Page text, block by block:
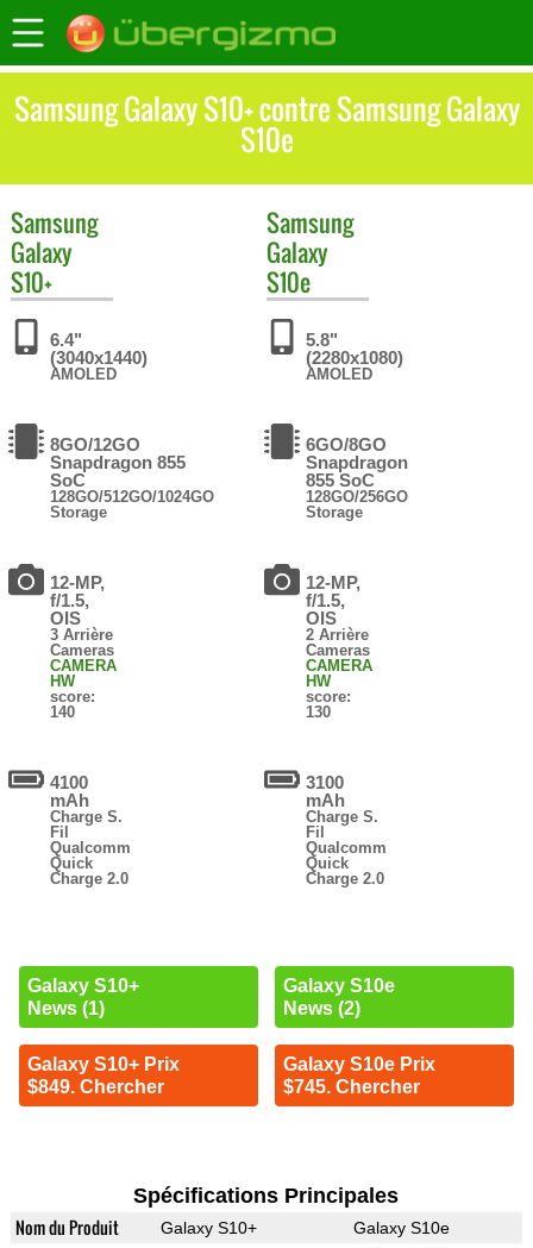
Samsung Galaxy S10+ contre Samsung Galaxy
S10e
Samsung
Galaxy
S10+
6.4"
(3040x1440)
AMOLED
8GO/12GO
Snapdragon 855
SoC
128GO/512GO/1024GO
Storage
12-MP,
f/1.5,
OIS
3 Arrière
Cameras
CAMERA
HW
score:
140
4100
mAh
Charge S.
Fil
Qualcomm
Quick
Charge 2.0
Galaxy S10+
News (1)
Galaxy S10+ Prix
$849. Chercher
Samsung
Galaxy
S10e
5.8"
(2280x1080)
AMOLED
6GO/8GO
Snapdragon
855 SoC
128GO/256GO
Storage
12-MP,
f/1.5,
OIS
2 Arrière
Cameras
CAMERA
HW
score:
130
3100
mAh
Charge S.
Fil
Qualcomm
Quick
Charge 2.0
Galaxy S10e
News (2)
Galaxy S10e Prix
$745. Chercher
Spécifications Principales
Nom du Produit Galaxy S10+ Galaxy S10e